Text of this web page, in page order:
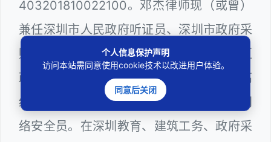
403201810022100。邓杰律师现（或曾）
兼任深圳市人民政府听证员、深圳市政府采
购评审专家（法律类），曾担任深圳市某区
政府部门公职律师、深圳市某区公办学校高
级教师、建设工程定标专家、计算机信息网
络安全员。在深圳教育、建筑工务、政府采
个人信息保护声明
访问本站需同意使用cookie技术以改进用户体验。
同意后关闭